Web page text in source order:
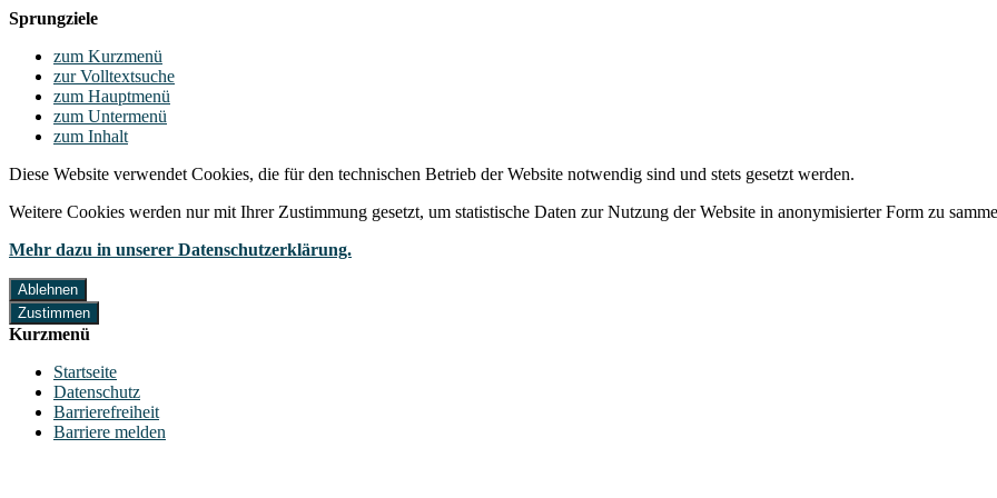
Sprungziele
zum Kurzmenü
zur Volltextsuche
zum Hauptmenü
zum Untermenü
zum Inhalt
Diese Website verwendet Cookies, die für den technischen Betrieb der Website notwendig sind und stets gesetzt werden.
Weitere Cookies werden nur mit Ihrer Zustimmung gesetzt, um statistische Daten zur Nutzung der Website in anonymisierter Form zu
Mehr dazu in unserer Datenschutzerklärung.
Ablehnen
Zustimmen
Kurzmenü
Startseite
Datenschutz
Barrierefreiheit
Barriere melden